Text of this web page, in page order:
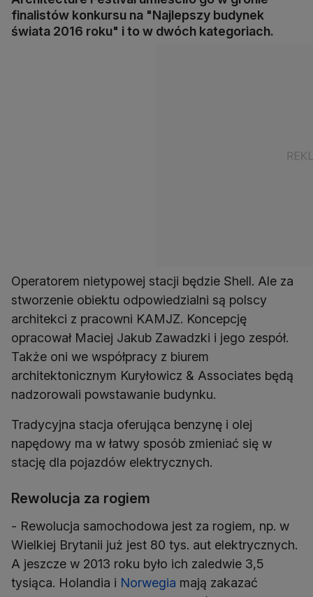
finalistów konkursu na "Najlepszy budynek
świata 2016 roku" i to w dwóch kategoriach.
Operatorem nietypowej stacji będzie Shell. Ale za
stworzenie obiektu odpowiedzialni są polscy
architekci z pracowni KAMJZ. Koncepcję
opracował Maciej Jakub Zawadzki i jego zespół.
Także oni we współpracy z biurem
architektonicznym Kuryłowicz & Associates będą
nadzorowali powstawanie budynku.
Tradycyjna stacja oferująca benzynę i olej
napędowy ma w łatwy sposób zmieniać się w
stację dla pojazdów elektrycznych.
Rewolucja za rogiem
- Rewolucja samochodowa jest za rogiem, np. w
Wielkiej Brytanii już jest 80 tys. aut elektrycznych.
A jeszcze w 2013 roku było ich zaledwie 3,5
tysiąca. Holandia i Norwegia mają zakazać